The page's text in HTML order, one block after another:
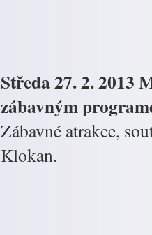
Středa 27. 2. 2013
zábavným
Zábavné atrakce,
Klokan.